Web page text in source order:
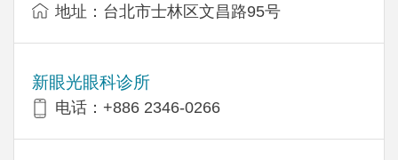
地址：台北市士林区文昌路95号
新眼光眼科诊所
电话：+886 2346-0266